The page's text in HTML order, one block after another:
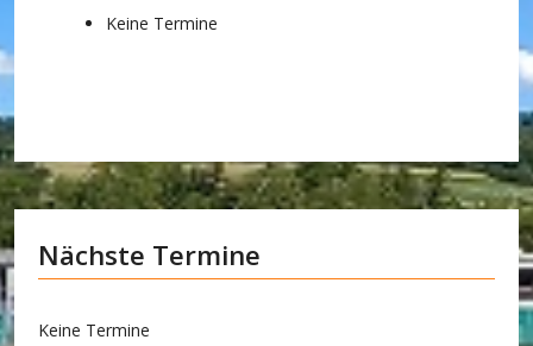
Keine Termine
Nächste Termine
Keine Termine